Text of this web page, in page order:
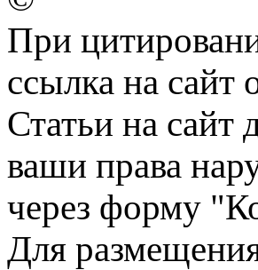
При
ссылка на сайт
Статьи на сайт
ваши права
через форму
Для